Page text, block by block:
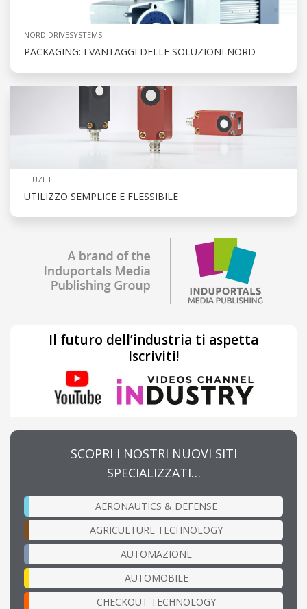
NORD DRIVESYSTEMS
PACKAGING: I VANTAGGI DELLE SOLUZIONI NORD
LEUZE IT
UTILIZZO SEMPLICE E FLESSIBILE
Il futuro dell’industria ti aspetta
Iscriviti!
SCOPRI I NOSTRI NUOVI SITI
SPECIALIZZATI…
AERONAUTICS & DEFENSE
AGRICULTURE TECHNOLOGY
AUTOMAZIONE
AUTOMOBILE
CHECKOUT TECHNOLOGY